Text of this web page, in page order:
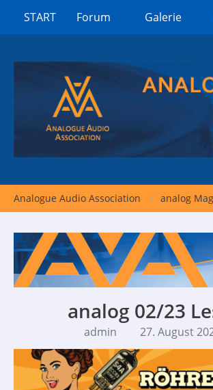
START Forum Galerie
Analogue Audio Association analog
analog 02/23
admin 27. August